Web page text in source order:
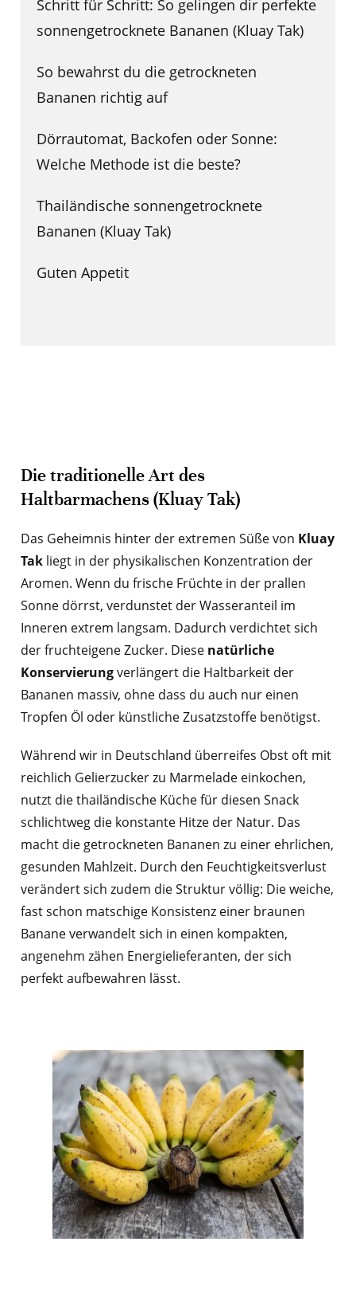
Schritt für Schritt: So gelingen dir perfekte
sonnengetrocknete Bananen (Kluay Tak)
So bewahrst du die getrockneten
Bananen richtig auf
Dörrautomat, Backofen oder Sonne:
Welche Methode ist die beste?
Thailändische sonnengetrocknete
Bananen (Kluay Tak)
Guten Appetit
Die traditionelle Art des
Haltbarmachens (Kluay Tak)
Das Geheimnis hinter der extremen Süße von Kluay
Takliegt in der physikalischen Konzentration der
Aromen. Wenn du frische Früchte in der prallen
Sonne dörrst, verdunstet der Wasseranteil im
Inneren extrem langsam. Dadurch verdichtet sich
der fruchteigene Zucker. Diese natürliche
Konservierungverlängert die Haltbarkeit der
Bananen massiv, ohne dass du auch nur einen
Tropfen Öl oder künstliche Zusatzstoffe benötigst.
Während wir in Deutschland überreifes Obst oft mit
reichlich Gelierzucker zu Marmelade einkochen,
nutzt die thailändische Küche für diesen Snack
schlichtweg die konstante Hitze der Natur. Das
macht die getrockneten Bananen zu einer ehrlichen,
gesunden Mahlzeit. Durch den Feuchtigkeitsverlust
verändert sich zudem die Struktur völlig: Die weiche,
fast schon matschige Konsistenz einer braunen
Banane verwandelt sich in einen kompakten,
angenehm zähen Energielieferanten, der sich
perfekt aufbewahren lässt.